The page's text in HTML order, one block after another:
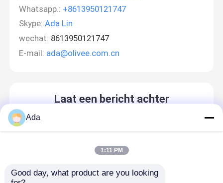
Whatsapp.: +8613950121747
Skype: Ada Lin
wechat: 8613950121747
E-mail: ada@olivee.com.cn
Laat een bericht achter
Ada
1:11 PM
Good day, what product are you looking